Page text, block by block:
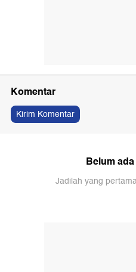
Komentar
Kirim Komentar
Belum
Jadilah yang